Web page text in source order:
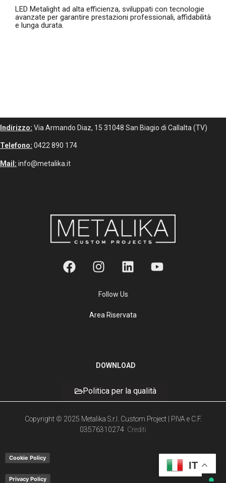
LED Metalight ad alta efficienza, sviluppati con tecnologie
avanzate per garantire prestazioni professionali, affidabilità
e lunga durata.
Indirizzo: Via Armando Diaz, 15 31048 San Biagio di Callalta (TV)
Telefono: 0422 890 174
Mail: info@metalika.it
Follow Us
Area Riservata
DOWNLOAD
Politica per la qualità
Copyright © 2025 Metalika S.r.l. Custom Project | P.IVA e C.F.
03576310274 Crediti
Cookie Policy
Privacy Policy
IT